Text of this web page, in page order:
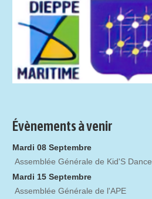
Évènements à venir
Mardi 08 Septembre
Assemblée Générale de Kid'S Dance
Mardi 15 Septembre
Assemblée Générale de l'APE